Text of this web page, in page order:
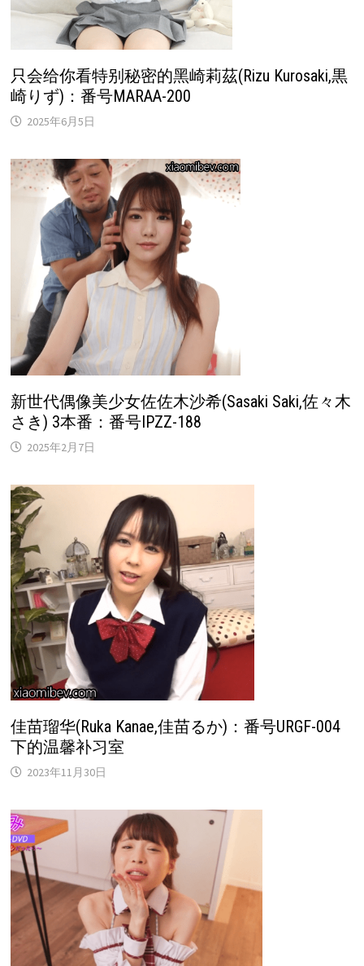
只会给你看特别秘密的黑崎莉茲(Rizu Kurosaki,黒
崎りず)：番号MARAA-200
2025年6月5日
新世代偶像美少女佐佐木沙希(Sasaki Saki,佐々木
さき) 3本番：番号IPZZ-188
2025年2月7日
佳苗瑠华(Ruka Kanae,佳苗るか)：番号URGF-004
下的温馨补习室
2023年11月30日